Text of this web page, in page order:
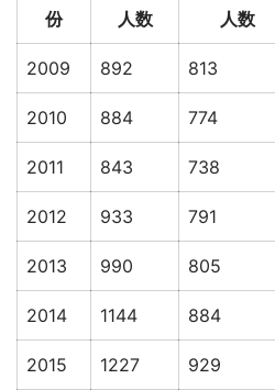
份
人数
人数
2009 892 813
2010 884 774
2011 843 738
2012 933 791
2013 990 805
2014 1144 884
2015 1227 929